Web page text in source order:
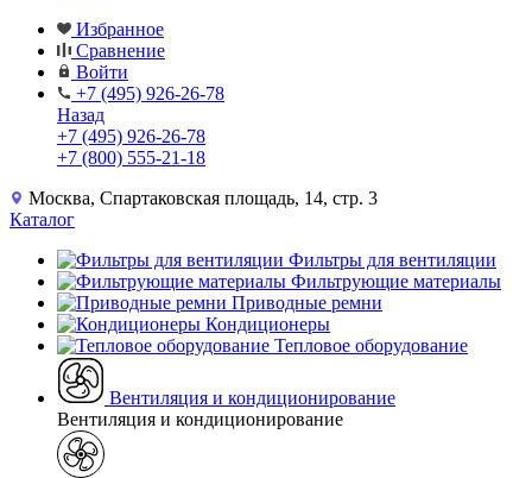
Избранное
Сравнение
Войти
+7 (495) 926-26-78
Назад
+7 (495) 926-26-78
+7 (800) 555-21-18
Москва, Спартаковская площадь, 14, стр. 3
Каталог
Фильтры для вентиляции
Фильтрующие материалы
Приводные ремни
Кондиционеры
Тепловое оборудование
Вентиляция и кондиционирование
Вентиляция и кондиционирование